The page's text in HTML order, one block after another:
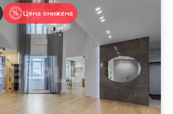
Цена снижена